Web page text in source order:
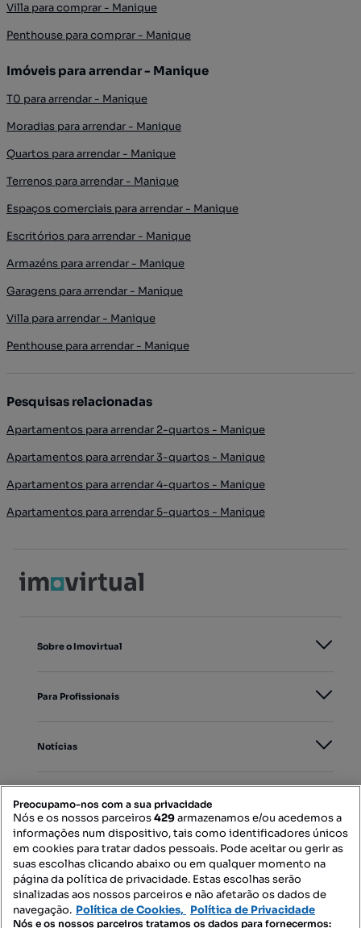
Villa para comprar - Manique
Penthouse para comprar - Manique
Imóveis para arrendar - Manique
T0 para arrendar - Manique
Moradias para arrendar - Manique
Quartos para arrendar - Manique
Terrenos para arrendar - Manique
Espaços comerciais para arrendar - Manique
Escritórios para arrendar - Manique
Armazéns para arrendar - Manique
Garagens para arrendar - Manique
Villa para arrendar - Manique
Penthouse para arrendar - Manique
Pesquisas relacionadas
Apartamentos para arrendar 2-quartos - Manique
Apartamentos para arrendar 3-quartos - Manique
Apartamentos para arrendar 4-quartos - Manique
Apartamentos para arrendar 5-quartos - Manique
Sobre o Imovirtual
Para Profissionais
Notícias
Mapa do Site
Contacte-nos
Preocupamo-nos com a sua privacidade
Nós e os nossos parceiros429armazenamos e/ou acedemos a
informações num dispositivo, tais como identificadores únicos
em cookies para tratar dados pessoais. Pode aceitar ou gerir as
suas escolhas clicando abaixo ou em qualquer momento na
página da política de privacidade. Estas escolhas serão
sinalizadas aos nossos parceiros e não afetarão os dados de
navegação. Política de Cookies, Política de Privacidade
Nós e os nossos parceiros tratamos os dados para fornecermos: